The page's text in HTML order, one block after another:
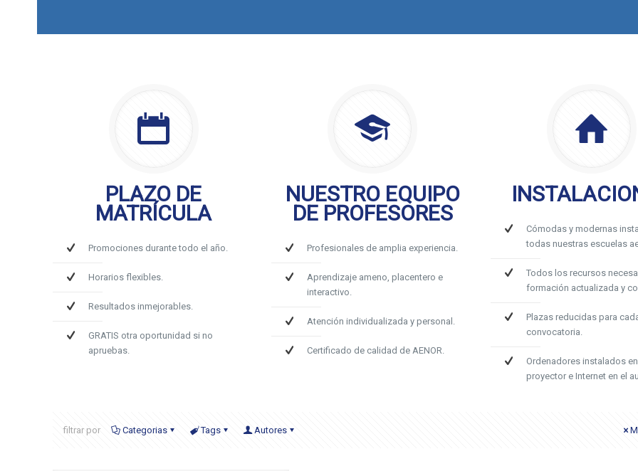
PLAZO DE
MATRÍCULA
Promociones durante todo el año.
Horarios flexibles.
Resultados inmejorables.
GRATIS otra oportunidad si no
apruebas.
NUESTRO EQUIPO
DE PROFESORES
Profesionales de amplia experiencia.
Aprendizaje ameno, placentero e
interactivo.
Atención individualizada y personal.
Certificado de calidad de AENOR.
Cómodas y modernas
todas nuestras escuelas
Todos los recursos
formación actualizada y
Plazas reducidas para
convocatoria.
Ordenadores instalados
proyector e Internet en el
filtrar por Categorias Tags Autores